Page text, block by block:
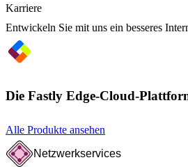
Karriere
Entwickeln Sie mit uns ein besseres
Die Fastly Edge-Cloud-
Alle Produkte ansehen
Netzwerkservices